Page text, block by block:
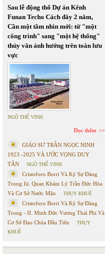
Sau lễ động thổ Dự án Kênh
Funan Techo Cách đây 2 năm,
Cần một tầm nhìn mới: từ "một
công trình" sang "một hệ thống"
thủy văn ảnh hưởng trên toàn lưu
vực
NGÔ THẾ VINH
Đọc thêm
GIÁO SƯ TRẦN NGỌC NINH
1923 -2025 VÀ ƯỚC VỌNG DUY
TÂN
NGÔ THẾ VINH
Cristoforo Borri Và Ký Sự Đàng
Trong Iii. Quan Khám Lý Trần Đức Hòa
Và Cơ Sở Nước Mặn
THỤY KHUÊ
Cristoforo Borri Và Ký Sự Đàng
Trong - II. Minh Đức Vương Thái Phi Và
Cơ Sở Đạo Chúa Đầu Tiên
THỤY
KHUÊ